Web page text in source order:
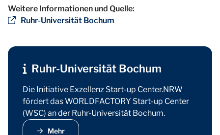
Weitere Informationen und Quelle:
Ruhr-Universität Bochum
Ruhr-Universität Bochum
Die Initiative Exzellenz Start-up Center.NRW
fördert das WORLDFACTORY Start-up Center
(WSC) an der Ruhr-Universität Bochum.
Mehr